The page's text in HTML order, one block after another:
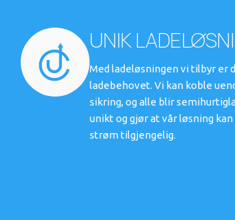
UNIK
Med ladeløsningen vi tilbyr er
ladebehovet. Vi kan koble
sikring, og alle blir
unikt og gjør at vår løsning
strøm tilgjengelig.